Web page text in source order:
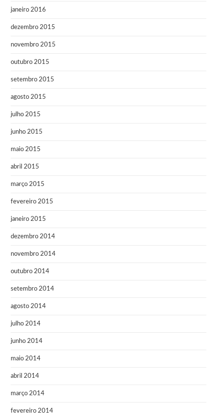
janeiro 2016
dezembro 2015
novembro 2015
outubro 2015
setembro 2015
agosto 2015
julho 2015
junho 2015
maio 2015
abril 2015
março 2015
fevereiro 2015
janeiro 2015
dezembro 2014
novembro 2014
outubro 2014
setembro 2014
agosto 2014
julho 2014
junho 2014
maio 2014
abril 2014
março 2014
fevereiro 2014